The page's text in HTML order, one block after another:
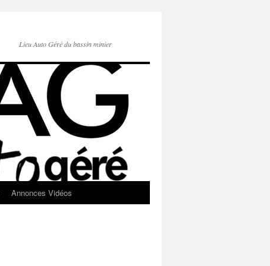
Lieu Auto Géré du bassin minier
Annonces Vidéos